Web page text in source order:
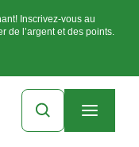
Inscrivez-vous au
de l’argent et des points.